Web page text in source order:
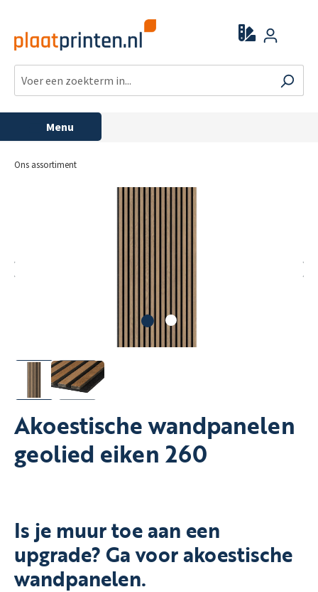
Menu
Ons assortiment
Akoestische wandpanelen
geolied eiken 260
Is je muur toe aan een
upgrade? Ga voor akoestische
wandpanelen.